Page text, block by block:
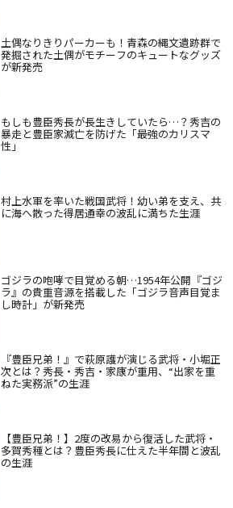
土偶なりきりパーカーも！青森の縄文遺跡群で
発掘された土偶がモチーフのキュートなグッズ
が新発売
もしも豊臣秀長が長生きしていたら…？秀吉の
暴走と豊臣家滅亡を防げた「最強のカリスマ
性」
村上水軍を率いた戦国武将！幼い弟を支え、共
に海へ散った得居通幸の波乱に満ちた生涯
ゴジラの咆哮で目覚める朝…1954年公開『ゴジ
ラ』の貴重音源を搭載した「ゴジラ音声目覚ま
し時計」が新発売
『豊臣兄弟！』で萩原護が演じる武将・小堀正
次とは？秀長・秀吉・家康が重用、“出家を重
ねた実務派”の生涯
【豊臣兄弟！】2度の改易から復活した武将・
多賀秀種とは？豊臣秀長に仕えた半年間と波乱
の生涯